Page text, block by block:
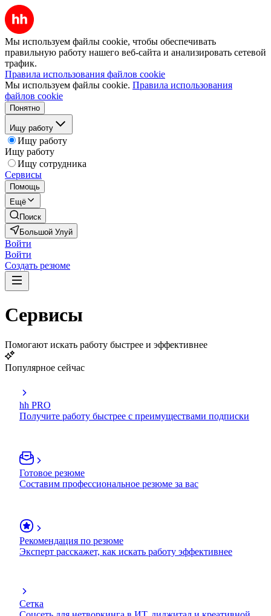
Мы используем файлы cookie, чтобы обеспечивать
правильную работу нашего веб-сайта и анализировать сетевой
трафик.
Правила использования файлов cookie
Мы используем файлы cookie. Правила использования
файлов cookie
Понятно
Ищу работу
Ищу работу
Ищу работу
Ищу сотрудника
Сервисы
Помощь
Ещё
Поиск
Большой Улуй
Войти
Войти
Создать резюме
Сервисы
Помогают искать работу быстрее и эффективнее
Популярное сейчас
hh PRO
Получите работу быстрее с преимуществами подписки
Готовое резюме
Составим профессиональное резюме за вас
Рекомендация по резюме
Эксперт расскажет, как искать работу эффективнее
Сетка